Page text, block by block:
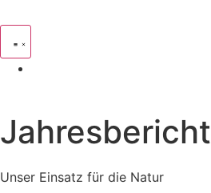
Jahresbericht
Unser Einsatz für die Natur